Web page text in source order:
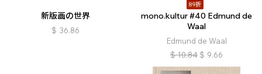
新版画の世界
$ 36.86
89折
mono.kultur #40 Edmund de
Waal
Edmund de Waal
$ 10.84 $ 9.66